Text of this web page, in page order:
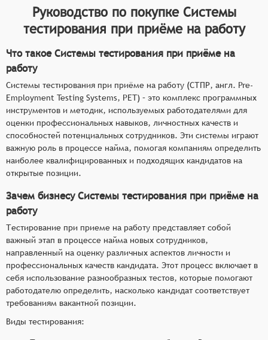
Руководство по покупке Системы
тестирования при приёме на работу
Что такое Системы тестирования при приёме на
работу
Системы тестирования при приёме на работу (СТПР, англ. Pre-
Employment Testing Systems, PET) – это комплекс программных
инструментов и методик, используемых работодателями для
оценки профессиональных навыков, личностных качеств и
способностей потенциальных сотрудников. Эти системы играют
важную роль в процессе найма, помогая компаниям определить
наиболее квалифицированных и подходящих кандидатов на
открытые позиции.
Зачем бизнесу Системы тестирования при приёме на
работу
Тестирование при приеме на работу представляет собой
важный этап в процессе найма новых сотрудников,
направленный на оценку различных аспектов личности и
профессиональных качеств кандидата. Этот процесс включает в
себя использование разнообразных тестов, которые помогают
работодателю определить, насколько кандидат соответствует
требованиям вакантной позиции.
Виды тестирования: